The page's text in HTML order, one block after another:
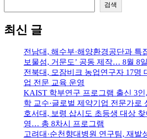
검색
최신 글
전남대, 해수부·해양환경공단과 특
보물섬, 거문도’ 공동 제작… 8월 8
전북대, 모잠비크 농업연구자 17명
업 전문 교육 운영
KAIST 학부연구 프로그램 출신 3인
학 교수·글로벌 제약기업 전문가로
호서대, 보령 삽시도 초등생 대상
영… 총 8차시 프로그램
고려대·순천향대병원 연구팀, 재발